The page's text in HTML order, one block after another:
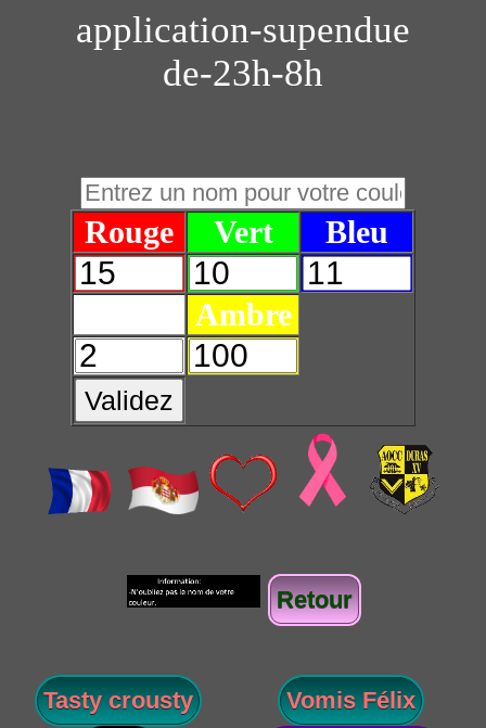
application-supendue
de-23h-8h
Rouge Vert Bleu
Ambre
Validez
Retour
Tasty crousty
Vomis Félix